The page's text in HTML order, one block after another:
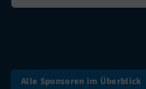
Alle Sponsoren im Überblick